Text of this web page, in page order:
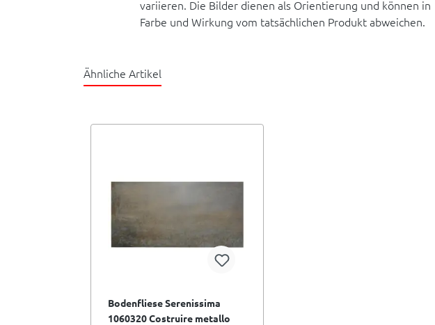
variieren. Die Bilder dienen als Orientierung und können in
Farbe und Wirkung vom tatsächlichen Produkt abweichen.
Ähnliche Artikel
Bodenfliese Serenissima
1060320 Costruire metallo